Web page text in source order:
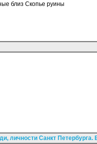
близ Скопье руины
личности Санкт Петербурга.